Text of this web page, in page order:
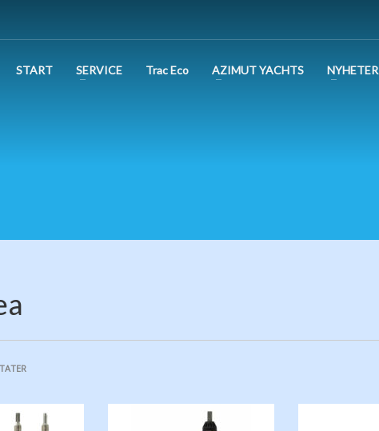
START SERVICE Trac Eco AZIMUT YACHTS NYHETER